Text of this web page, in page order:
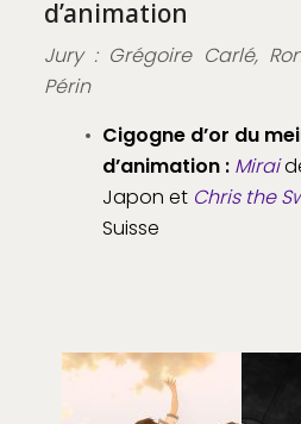
d’animation
Jury : Grégoire Carlé,
Périn
Cigogne d’or du
d’animation : Mirai
Japon et Chris the
Suisse